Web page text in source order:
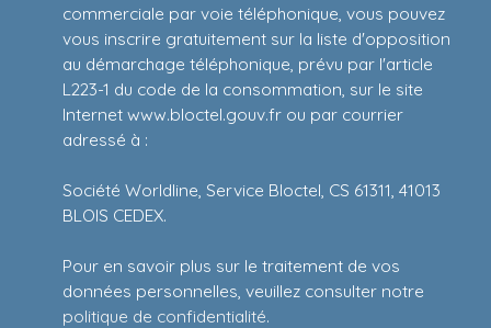
commerciale par voie téléphonique, vous pouvez
vous inscrire gratuitement sur la liste d'opposition
au démarchage téléphonique, prévu par l'article
L223-1 du code de la consommation, sur le site
Internet www.bloctel.gouv.fr ou par courrier
adressé à :
Société Worldline, Service Bloctel, CS 61311, 41013
BLOIS CEDEX.
Pour en savoir plus sur le traitement de vos
données personnelles, veuillez consulter notre
politique de confidentialité.